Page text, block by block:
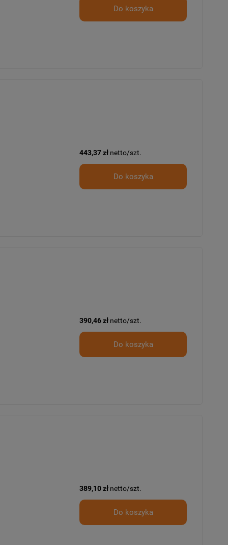
Do koszyka
443,37 zł netto/szt.
Do koszyka
390,46 zł netto/szt.
Do koszyka
389,10 zł netto/szt.
Do koszyka